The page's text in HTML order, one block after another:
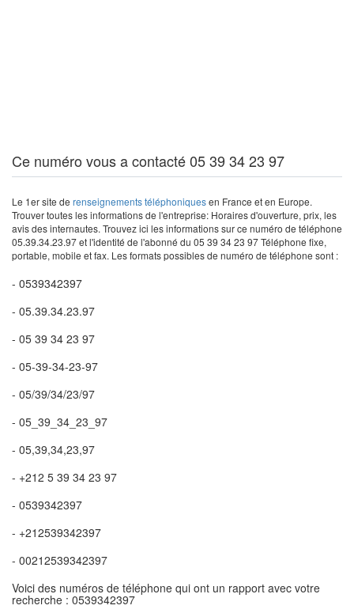
Ce numéro vous a contacté 05 39 34 23 97
Le 1er site de renseignements téléphoniquesen France et en Europe.
Trouver toutes les informations de l'entreprise: Horaires d'ouverture, prix, les
avis des internautes. Trouvez ici les informations sur ce numéro de téléphone
05.39.34.23.97 et l'identité de l'abonné du 05 39 34 23 97 Téléphone fixe,
portable, mobile et fax. Les formats possibles de numéro de téléphone sont :
- 0539342397
- 05.39.34.23.97
- 05 39 34 23 97
- 05-39-34-23-97
- 05/39/34/23/97
- 05_39_34_23_97
- 05,39,34,23,97
- +212 5 39 34 23 97
- 0539342397
- +212539342397
- 00212539342397
Voici des numéros de téléphone qui ont un rapport avec votre
recherche : 0539342397